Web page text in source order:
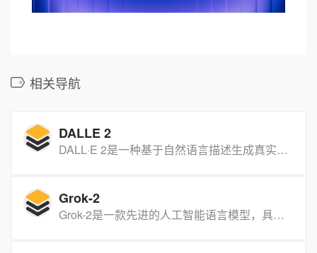
相关导航
DALLE 2
DALL·E 2是一种基于自然语言描述生成真实图像的人工智能系统。它能够将概念、属性和风格相结合，创造出原创、逼真的图像和艺术作品。
Grok-2
Grok-2是一款先进的人工智能语言模型，具备聊天、编程和推理等前沿能力。